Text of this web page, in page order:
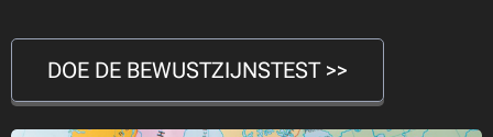
DOE DE BEWUSTZIJNSTEST >>